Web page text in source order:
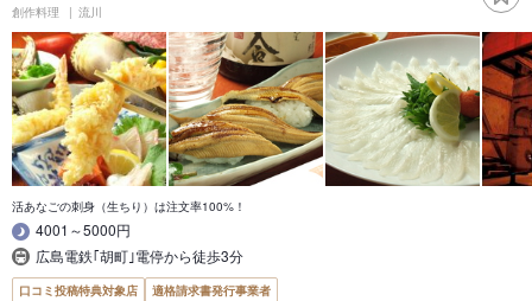
創作料理 流川
活あなごの刺身（生ちり）は注文率100%！
4001～5000円
広島電鉄｢胡町｣電停から徒歩3分
口コミ投稿特典対象店 適格請求書発行事業者